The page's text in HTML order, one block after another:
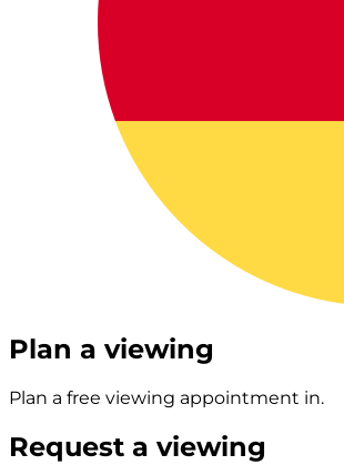
Plan a viewing
Plan a free viewing appointment in.
Request a viewing